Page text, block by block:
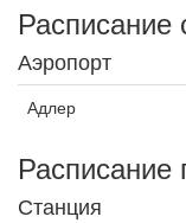
Расписание
Аэропорт
Адлер
Расписание
Станция